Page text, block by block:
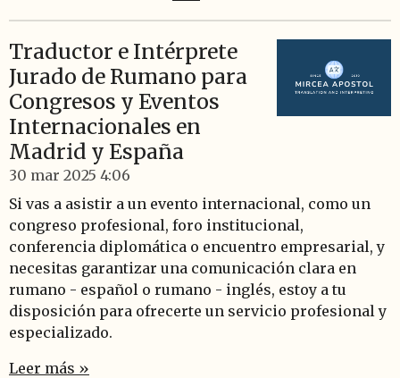
Traductor e Intérprete
Jurado de Rumano para
Congresos y Eventos
Internacionales en
Madrid y España
30 mar 2025 4:06
Si vas a asistir a un evento internacional, como un
congreso profesional, foro institucional,
conferencia diplomática o encuentro empresarial, y
necesitas garantizar una comunicación clara en
rumano - español o rumano - inglés, estoy a tu
disposición para ofrecerte un servicio profesional y
especializado.
Leer más »